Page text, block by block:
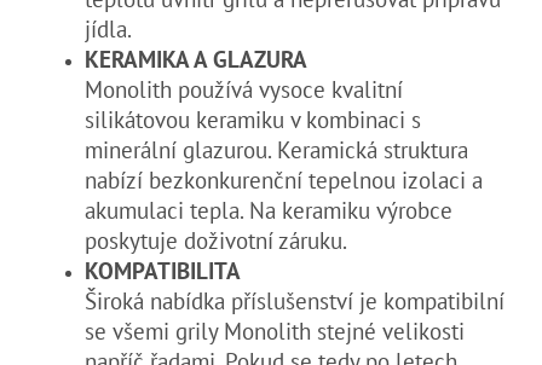
jídla.
KERAMIKA A GLAZURA
Monolith používá vysoce kvalitní
silikátovou keramiku v kombinaci s
minerální glazurou. Keramická struktura
nabízí bezkonkurenční tepelnou izolaci a
akumulaci tepla. Na keramiku výrobce
poskytuje doživotní záruku.
KOMPATIBILITA
Široká nabídka příslušenství je kompatibilní
se všemi grily Monolith stejné velikosti